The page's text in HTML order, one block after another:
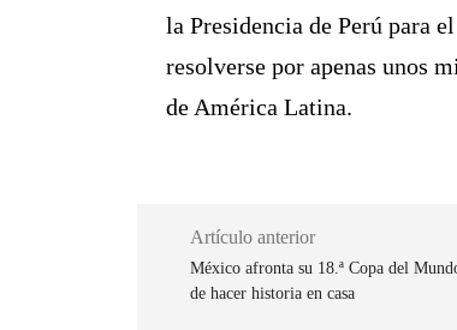
la Presidencia de Perú para
resolverse por apenas unos
de América Latina.
Artículo anterior
México afronta su 18.ª Copa del
de hacer historia en casa